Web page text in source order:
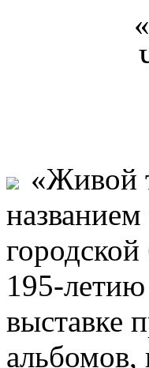
«Живой
195-
выставке
альбомов,